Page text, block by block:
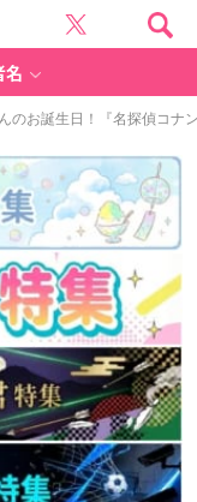
名
のお誕生日！『名探偵コナ